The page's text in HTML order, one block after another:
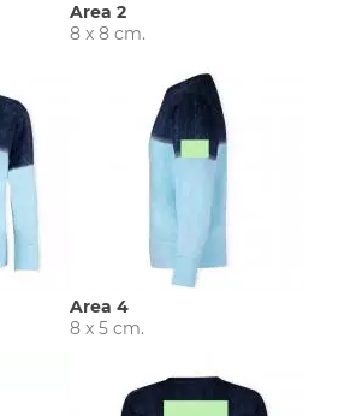
Area 2
8 x 8 cm.
Area 4
8 x 5 cm.